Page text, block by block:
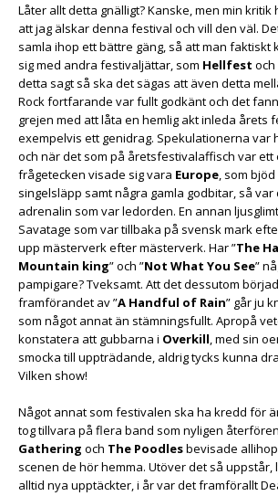
Låter allt detta gnälligt? Kanske, men min
att jag älskar denna festival och vill den väl.
samla ihop ett bättre gäng, så att man faktiskt
sig med andra festivaljättar, som Hellfest och
detta sagt så ska det sägas att även detta
Rock fortfarande var fullt godkänt och det
grejen med att låta en hemlig akt inleda årets
exempelvis ett genidrag. Spekulationerna var
och när det som på åretsfestivalaffisch var ett
frågetecken visade sig vara Europe, som
singelsläpp samt några gamla godbitar, så var
adrenalin som var ledorden. En annan
Savatage som var tillbaka på svensk mark
upp mästerverk efter mästerverk. Har ”The
Mountain king” och ”Not What You See”
pampigare? Tveksamt. Att det dessutom
framförandet av ”A Handful of Rain” går ju
som något annat än stämningsfullt. Apropå
konstatera att gubbarna i Overkill, med sin
smocka till uppträdande, aldrig tycks kunna
Vilken show!
Något annat som festivalen ska ha kredd för
tog tillvara på flera band som nyligen
Gathering och The Poodlesbevisade
scenen de hör hemma. Utöver det så uppstår,
alltid nya upptäckter, i år var det framförallt